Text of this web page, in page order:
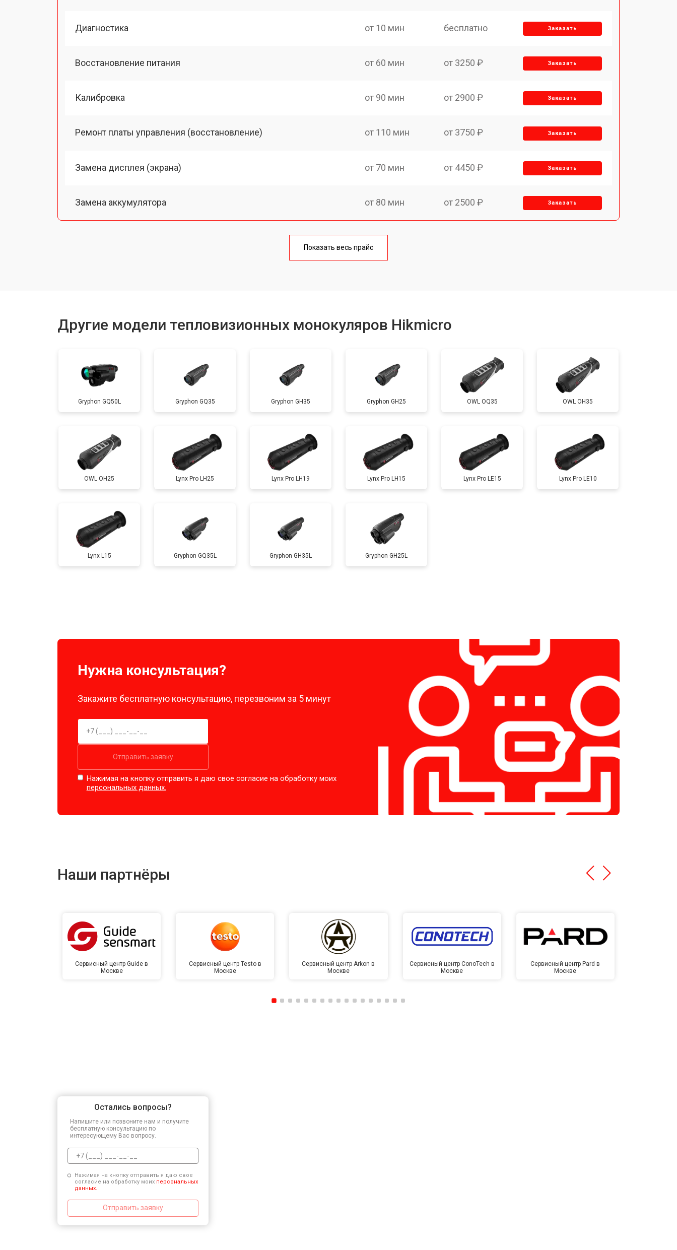
Диагностика от 10 мин бесплатно Заказать
Восстановление питания от 60 мин от 3250 ₽ Заказать
Калибровка от 90 мин от 2900 ₽ Заказать
Ремонт платы управления (восстановление) от 110 мин от 3750 ₽ Заказать
Замена дисплея (экрана) от 70 мин от 4450 ₽ Заказать
Замена аккумулятора от 80 мин от 2500 ₽ Заказать
от 60 мин
Показать весь прайс
Другие модели тепловизионных монокуляров Hikmicro
Gryphon GQ50L Gryphon GQ35 Gryphon GH35 Gryphon GH25 OWL OQ35 OWL OH35
OWL OH25 Lynx Pro LH25 Lynx Pro LH19 Lynx Pro LH15 Lynx Pro LE15 Lynx Pro LE10
Lynx L15 Gryphon GQ35L Gryphon GH35L Gryphon GH25L
Нужна консультация?
Закажите бесплатную консультацию, перезвоним за 5 минут
Отправить заявку
Нажимая на кнопку отправить я даю свое согласие на обработку моих
персональных данных.
Наши партнёры
Сервисный центр Guide в
Москве
Сервисный центр Testo в
Москве
Сервисный центр Arkon в
Москве
Сервисный центр ConoTech в
Москве
Сервисный центр Pard в
Москве
Остались вопросы?
Напишите или позвоните нам и получите
бесплатную консультацию по
интересующему Вас вопросу.
Нажимая на кнопку отправить я даю свое
согласие на обработку моих персональных
данных.
Отправить заявку